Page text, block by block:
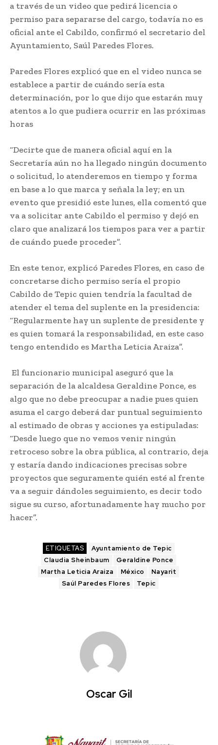
a través de un video que pedirá licencia o
permiso para separarse del cargo, todavía no es
oficial ante el Cabildo, confirmó el secretario del
Ayuntamiento, Saúl Paredes Flores.
Paredes Flores explicó que en el video nunca se
establece a partir de cuándo sería esta
determinación, por lo que dijo que estarán muy
atentos a lo que pudiera ocurrir en las próximas
horas
“Decirte que de manera oficial aquí en la
Secretaría aún no ha llegado ningún documento
o solicitud, lo atenderemos en tiempo y forma
en base a lo que marca y señala la ley; en un
evento que presidió este lunes, ella comentó que
va a solicitar ante Cabildo el permiso y dejó en
claro que analizará los tiempos para ver a partir
de cuándo puede proceder”.
En este tenor, explicó Paredes Flores, en caso de
concretarse dicho permiso sería el propio
Cabildo de Tepic quien tendría la facultad de
atender el tema del suplente en la presidencia:
“Regularmente hay un suplente de presidente y
es quien tomará la responsabilidad, en este caso
tengo entendido es Martha Leticia Araiza”.
El funcionario municipal aseguró que la
separación de la alcaldesa Geraldine Ponce, es
algo que no debe preocupar a nadie pues quien
asuma el cargo deberá dar puntual seguimiento
al estimado de obras y acciones ya estipuladas:
“Desde luego que no vemos venir ningún
retroceso sobre la obra pública, al contrario, deja
y estaría dando indicaciones precisas sobre
proyectos que seguramente quién esté al frente
va a seguir dándoles seguimiento, es decir todo
sigue su curso, afortunadamente hay mucho por
hacer”.
ETIQUETAS
Ayuntamiento de Tepic
Claudia Sheinbaum
Geraldine Ponce
Martha Leticia Araiza
México
Nayarit
Saúl Paredes Flores
Tepic
Oscar Gil